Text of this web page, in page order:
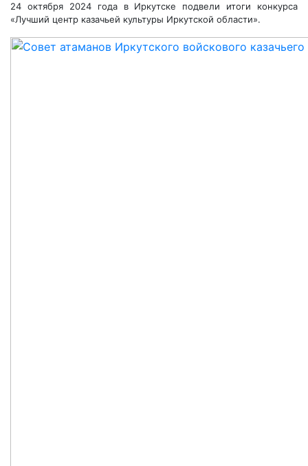
24 октября 2024 года в Иркутске подвели итоги конкурса
«Лучший центр казачьей культуры Иркутской области».